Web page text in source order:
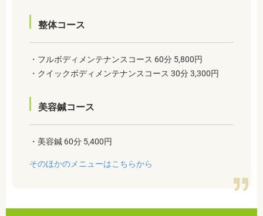
整体コース
・フルボディメンテナンスコース 60分 5,800円
・クイックボディメンテナンスコース 30分 3,300円
美容鍼コース
・美容鍼 60分 5,400円
そのほかのメニューはこちらから